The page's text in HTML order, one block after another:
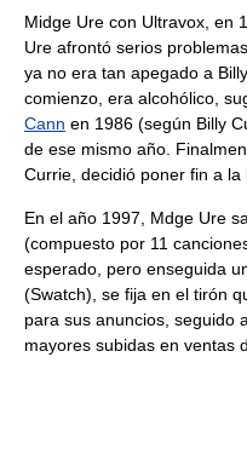
Midge Ure con Ultravox, en
Ure afrontó serios
ya no era tan apegado a
comienzo, era alcohólico,
Cann en 1986 (según Billy
de ese mismo año.
Currie, decidió poner fin a la
En el año 1997, Mdge Ure
(compuesto por 11
esperado, pero enseguida
(Swatch), se fija en el tirón
para sus anuncios, seguido
mayores subidas en ventas